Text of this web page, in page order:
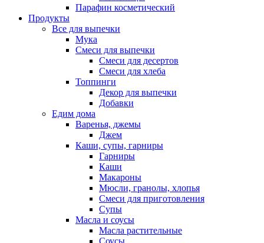
Парафин косметический
Продукты
Все для выпечки
Мука
Смеси для выпечки
Смеси для десертов
Смеси для хлеба
Топпинги
Декор для выпечки
Добавки
Едим дома
Варенья, джемы
Джем
Каши, супы, гарниры
Гарниры
Каши
Макароны
Мюсли, гранолы, хлопья
Смеси для приготовления
Супы
Масла и соусы
Масла растительные
Соусы